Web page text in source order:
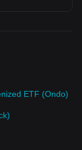
ETF (Ondo)